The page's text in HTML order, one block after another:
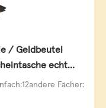
/ Geldbeutel
echt
Fächer: